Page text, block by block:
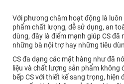
Với phương châm hoạt động là
phẩm chất lượng, dễ sử dụng, an
dùng, đây là điểm mạnh giúp CS
những bà nội trợ hay những tiêu
CS đa dạng các mặt hàng như đã
liệu và chất lượng sản phẩm
bếp CS với thiết kế sang trọng, hiện